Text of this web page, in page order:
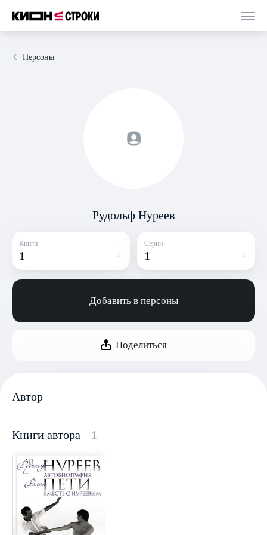
Персоны
Рудольф Нуреев
Книги
1
Серии
1
Добавить в персоны
Поделиться
Автор
Книги автора 1